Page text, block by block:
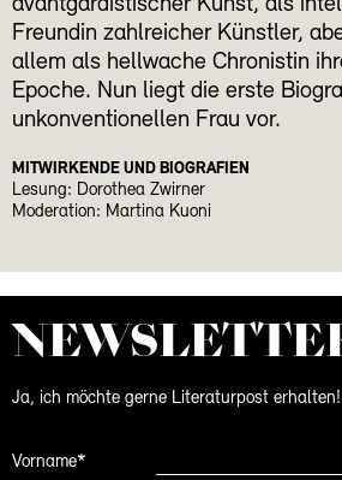
Freundin zahlreicher Künstler,
allem als hellwache Chronistin
Epoche. Nun liegt die erste
unkonventionellen Frau vor.
MITWIRKENDE UND BIOGRAFIEN
Lesung: Dorothea Zwirner
Moderation: Martina Kuoni
Ja, ich möchte gerne Literaturpost erhalten!
Vorname*